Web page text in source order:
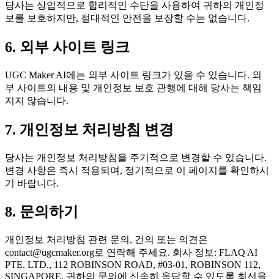
당사는 상업적으로 합리적인 수단을 사용하여 귀하의 개인정
보를 보호하지만, 절대적인 안전을 보장할 수는 없습니다.
6. 외부 사이트 링크
UGC Maker AI에는 외부 사이트 링크가 있을 수 있습니다. 외
부 사이트의 내용 및 개인정보 보호 관행에 대해 당사는 책임
지지 않습니다.
7. 개인정보 처리방침 변경
당사는 개인정보 처리방침을 주기적으로 변경할 수 있습니다.
변경 사항은 즉시 적용되며, 정기적으로 이 페이지를 확인하시
기 바랍니다.
8. 문의하기
개인정보 처리방침 관련 문의, 건의 또는 의견은
contact@ugcmaker.org로 연락해 주세요. 회사 정보: FLAQ AI
PTE. LTD., 112 ROBINSON ROAD, #03-01, ROBINSON 112,
SINGAPORE. 귀하의 문의에 신속히 응답할 수 있도록 최선을